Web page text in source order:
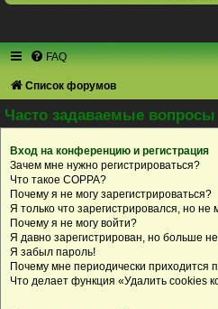
FAQ
Список форумов
Часто задаваемые вопросы
Вход на конференцию и регистрация
Зачем мне нужно регистрироваться?
Что такое COPPA?
Почему я не могу зарегистрироваться?
Я только что зарегистрировался, но не
Почему я не могу войти?
Я давно зарегистрирован, но больше
Я забыл пароль!
Почему мне периодически приходится
Что делает функция «Удалить cookies